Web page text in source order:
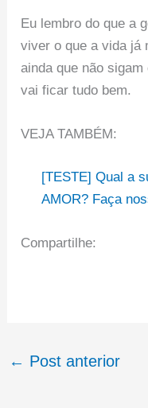
Eu lembro do que a
viver o que a vida já
ainda que não
vai ficar tudo bem.
VEJA TAMBÉM:
[TESTE] Qual a
AMOR? Faça
Compartilhe:
← Post anterior